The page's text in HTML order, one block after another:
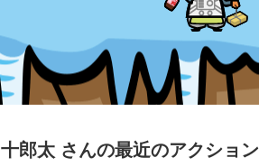
十郎太 さんの最近のアクション